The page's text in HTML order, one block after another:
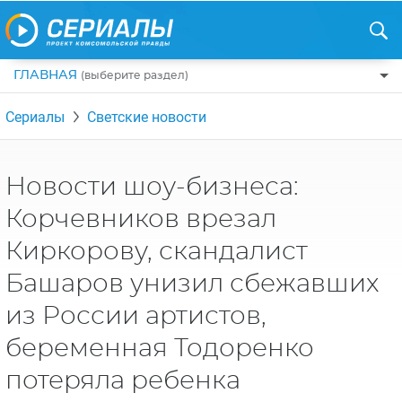
ГЛАВНАЯ (выберите раздел)
ПО ЖАНРАМ
КОМЕДИИ
ДРАМЫ
УЖАСЫ
БОЕВИКИ
ТРИЛЛЕРЫ
ФЭНТЕЗИ
ДЕТЕКТИВЫ
США
РОССИЯ
АНГЛИЯ
ИТАЛИЯ
ТУРЦИЯ
УКРАИНА
РЕЦЕНЗИИ
НА ВЫХОДНЫЕ
НОВОСТИ
ИНТЕРЕСНО
НОВОСТИ ТУРЕЦКИХ СЕРИАЛОВ
АЗИАТСКИЕ СЕРИАЛЫ
ИНТЕРВЬЮ
Сериалы Светские новости
Новости шоу-бизнеса:
Корчевников врезал
Киркорову, скандалист
Башаров унизил сбежавших
из России артистов,
беременная Тодоренко
потеряла ребенка